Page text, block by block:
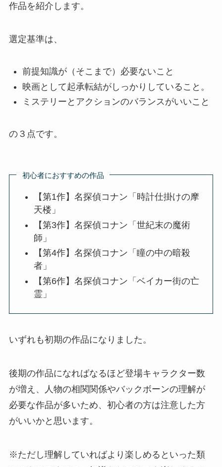
作品を紹介します。
選定基準は、
前提知識が（そこまで）必要ないこと
映画として起承転結がしっかりしていること。
ミステリーとアクションのバランスがいいこと
の３点です。
初心者におすすめの作品
【第1作】名探偵コナン「時計仕掛けの摩
天楼」
【第3作】名探偵コナン「世紀末の魔術
師」
【第4作】名探偵コナン「瞳の中の暗殺
者」
【第6作】名探偵コナン「ベイカー街の亡
霊」
いずれも初期の作品になりました。
後期の作品になればなるほど登場キャラクター数
が増え、人物の相関関係やバックボーンの理解が
必要な作品が多いため、初心者の方は注意した方
がいいかと思います。
※ただし理解していればより楽しめるといった類